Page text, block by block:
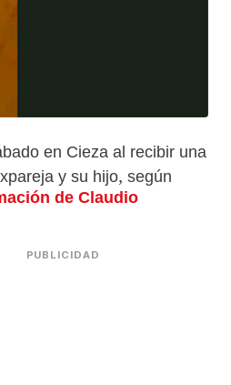
en Cieza al recibir una
y su hijo, según
de Claudio
PUBLICIDAD